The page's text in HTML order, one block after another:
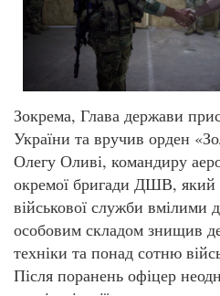
Зокрема, Глава держави
України та вручив орден
Олегу Оливі, командиру
окремої бригади ДШВ, який
військової служби вмілими
особовим складом знищив
техніки та понад сотню
Після поранень офіцер